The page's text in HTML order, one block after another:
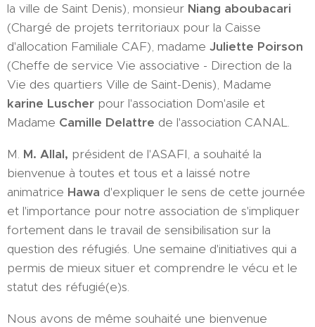
la ville de Saint Denis), monsieur Niang aboubacari
(Chargé de projets territoriaux pour la Caisse
d'allocation Familiale CAF), madame Juliette Poirson
(Cheffe de service Vie associative - Direction de la
Vie des quartiers Ville de Saint-Denis), Madame
karine Luscher pour l'association Dom'asile et
Madame Camille Delattre de l'association CANAL.
M. M. Allal, président de l'ASAFI, a souhaité la
bienvenue à toutes et tous et a laissé notre
animatrice Hawa d'expliquer le sens de cette journée
et l'importance pour notre association de s'impliquer
fortement dans le travail de sensibilisation sur la
question des réfugiés. Une semaine d'initiatives qui a
permis de mieux situer et comprendre le vécu et le
statut des réfugié(e)s.
Nous avons de même souhaité une bienvenue